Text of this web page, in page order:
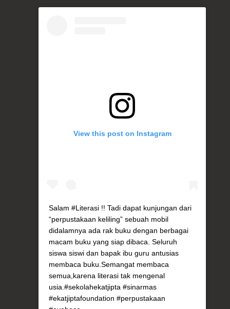
View this post on Instagram
Salam #Literasi !! Tadi dapat kunjungan dari
“perpustakaan keliling” sebuah mobil
didalamnya ada rak buku dengan berbagai
macam buku yang siap dibaca. Seluruh
siswa siswi dan bapak ibu guru antusias
membaca buku.Semangat membaca
semua,karena literasi tak mengenal
usia.#sekolahekatjipta #sinarmas
#ekatjiptafoundation #perpustakaan